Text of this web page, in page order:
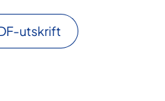
utskrift